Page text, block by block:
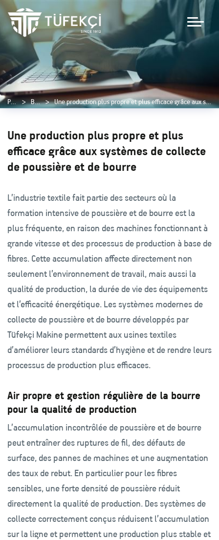
Page d'accueil Blog Une production plus propre et plus efficace grâce aux systèmes de collecte des poussières et des déchets de fibres
Une production plus propre et plus
efficace grâce aux systèmes de collecte
de poussière et de bourre
L’industrie textile fait partie des secteurs où la
formation intensive de poussière et de bourre est la
plus fréquente, en raison des machines fonctionnant à
grande vitesse et des processus de production à base de
fibres. Cette accumulation affecte directement non
seulement l’environnement de travail, mais aussi la
qualité de production, la durée de vie des équipements
et l’efficacité énergétique. Les systèmes modernes de
collecte de poussière et de bourre développés par
Tüfekçi Makine permettent aux usines textiles
d’améliorer leurs standards d’hygiène et de rendre leurs
processus de production plus efficaces.
Air propre et gestion régulière de la bourre
pour la qualité de production
L’accumulation incontrôlée de poussière et de bourre
peut entraîner des ruptures de fil, des défauts de
surface, des pannes de machines et une augmentation
des taux de rebut. En particulier pour les fibres
sensibles, une forte densité de poussière réduit
directement la qualité de production. Des systèmes de
collecte correctement conçus réduisent l’accumulation
sur la ligne et permettent une production plus stable et